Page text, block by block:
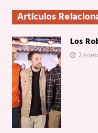
Artículos
Los
2